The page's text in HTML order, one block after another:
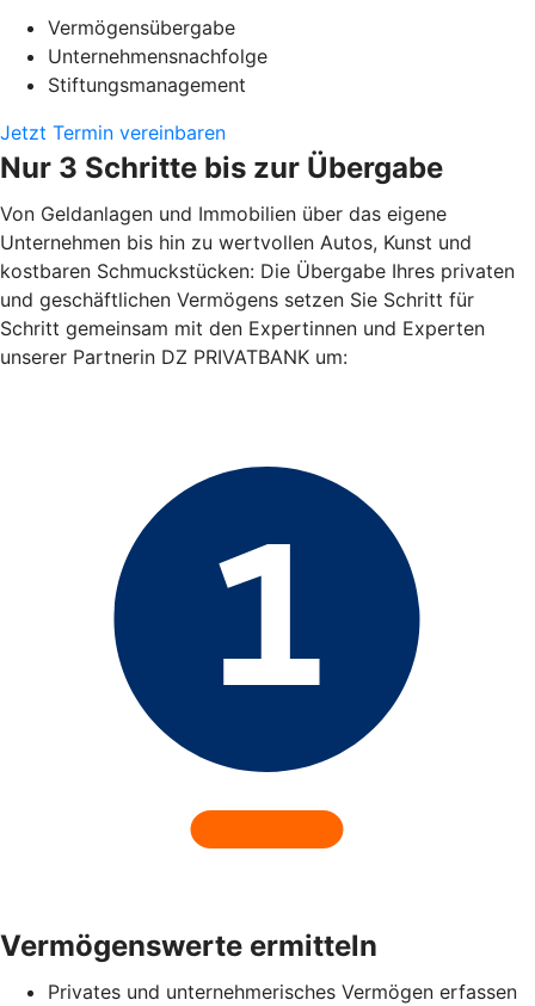
Vermögensübergabe
Unternehmensnachfolge
Stiftungsmanagement
Jetzt Termin vereinbaren
Nur 3 Schritte bis zur Übergabe
Von Geldanlagen und Immobilien über das eigene
Unternehmen bis hin zu wertvollen Autos, Kunst und
kostbaren Schmuckstücken: Die Übergabe Ihres privaten
und geschäftlichen Vermögens setzen Sie Schritt für
Schritt gemeinsam mit den Expertinnen und Experten
unserer Partnerin DZ PRIVATBANK um:
Vermögenswerte ermitteln
Privates und unternehmerisches Vermögen erfassen